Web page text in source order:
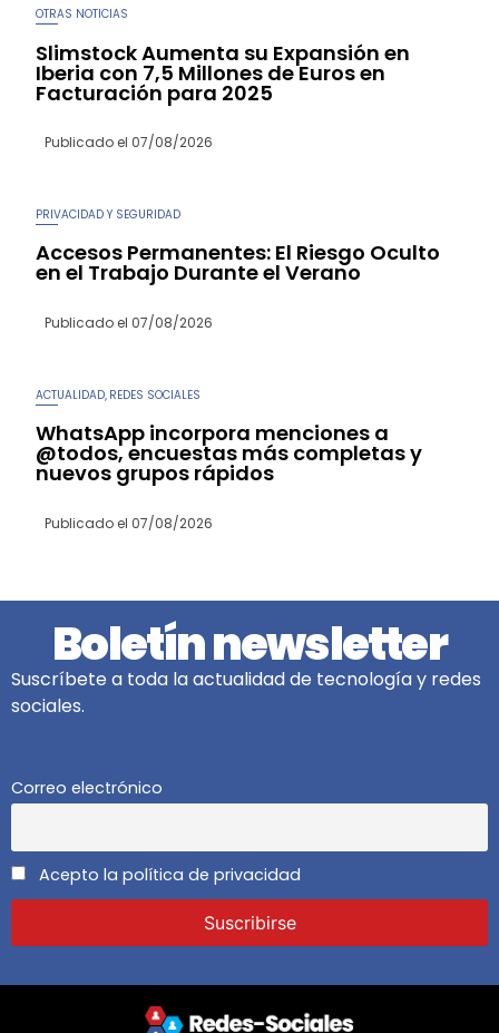
OTRAS NOTICIAS
Slimstock Aumenta su Expansión en
Iberia con 7,5 Millones de Euros en
Facturación para 2025
Publicado el 07/08/2026
PRIVACIDAD Y SEGURIDAD
Accesos Permanentes: El Riesgo Oculto
en el Trabajo Durante el Verano
Publicado el 07/08/2026
ACTUALIDAD REDES SOCIALES
WhatsApp incorpora menciones a
@todos, encuestas más completas y
nuevos grupos rápidos
Publicado el 07/08/2026
Boletín newsletter
Suscríbete a toda la actualidad de tecnología y redes
sociales.
Correo electrónico
Acepto la política de privacidad